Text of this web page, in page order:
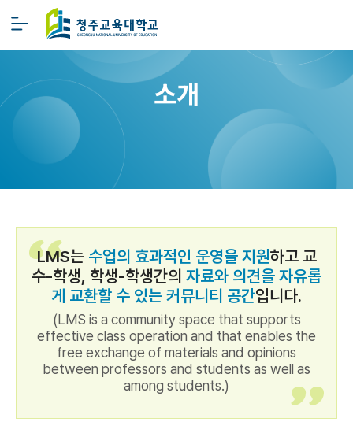
소개
LMS는 수업의 효과적인 운영을 지원하고 교
수-학생, 학생-학생간의 자료와 의견을 자유롭
게 교환할 수 있는 커뮤니티 공간입니다.
(LMS is a community space that supports
effective class operation and that enables the
free exchange of materials and opinions
between professors and students as well as
among students.)